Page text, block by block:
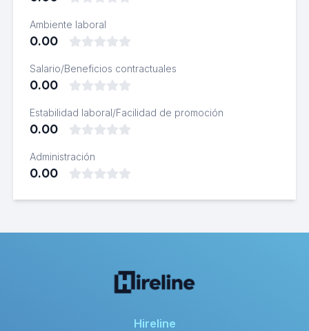
Ambiente laboral
0.00
Salario/Beneficios contractuales
0.00
Estabilidad laboral/Facilidad de promoción
0.00
Administración
0.00
Hireline